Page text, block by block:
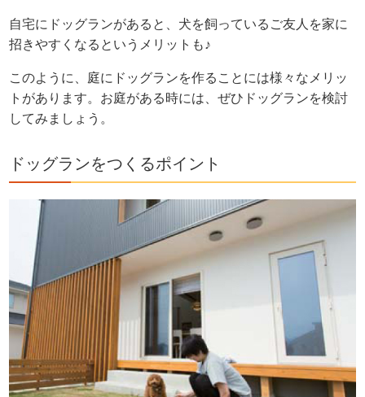
自宅にドッグランがあると、犬を飼っているご友人を家に
招きやすくなるというメリットも♪
このように、庭にドッグランを作ることには様々なメリッ
トがあります。お庭がある時には、ぜひドッグランを検討
してみましょう。
ドッグランをつくるポイント